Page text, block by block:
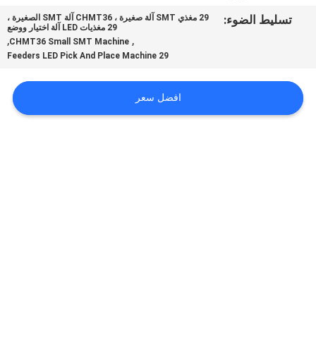
SHOPPING
ON
تسليط الضوء:
29 مغذي SMT آلة صغيرة ، CHMT36 آلة SMT الصغيرة ،
29 مغذيات LED آلة اختيار ووضع
,
CHMT36 Small SMT Machine
,
29 Feeders LED Pick And Place Machine
افضل سعر